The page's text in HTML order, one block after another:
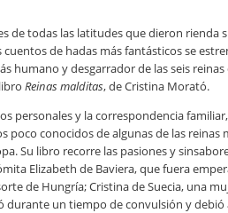
de todas las latitudes que dieron rienda
de hadas más fantásticos se
humano y desgarrador de las seis
Reinas malditas, de Cristina Morató.
personales y la correspondencia
poco conocidos de algunas de las reinas
Su libro recorre las pasiones y
Elizabeth de Baviera, que fuera
de Hungría; Cristina de Suecia, una
durante un tiempo de convulsión y debió